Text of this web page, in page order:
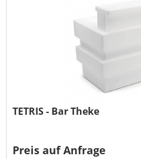
TETRIS - Bar Theke
Preis auf Anfrage